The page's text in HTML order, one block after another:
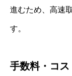
進むため、高速
す。
手数料・コ